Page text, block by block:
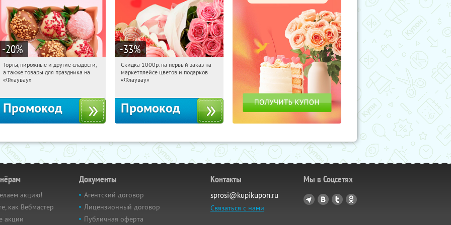
-20%
17:28:52 Получили:
Россия
Торты, пирожные и другие сладости,
а также товары для праздника на
«Флаувау»
Промокод
-33%
17:28:52 Получили:
Россия
Скидка 1000р. на первый заказ на
маркетплейсе цветов и подарков
«Флаувау»
Промокод
акцию!
как Вебмастер
акции
Документы
Агентский договор
Лицензионный договор
Публичная оферта
Контакты
sprosi@kupikupon.ru
Связаться с нами
Мы в Соцсетях